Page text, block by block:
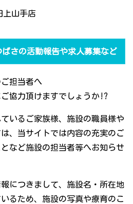
上山手店
さの活動報告や求人募集など
担当者へ
協力頂けますでしょうか!?
いるご家族様、施設の職員様や
、当サイトでは内容の充実のご
など施設の担当者等へお知らせ
につきまして、施設名・所在地
るため、施設の写真や療育のこ